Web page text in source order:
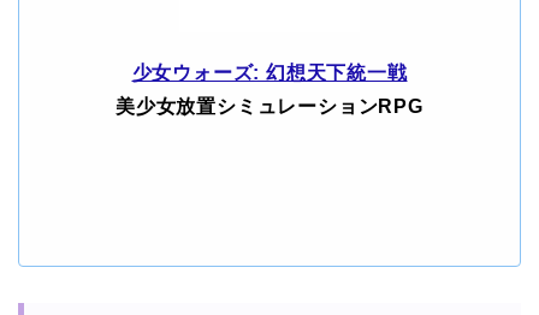
少女ウォーズ: 幻想天下統一戦
美少女放置シミュレーションRPG